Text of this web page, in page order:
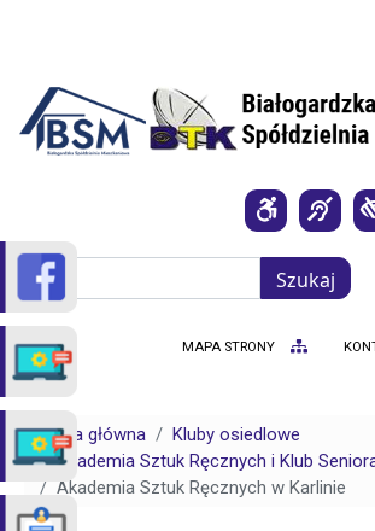
Szukaj
Szukaj
MAPA STRONY
Strona główna
Kluby osiedlowe
Akademia Sztuk Ręcznych i Klub
Akademia Sztuk Ręcznych w Karlinie